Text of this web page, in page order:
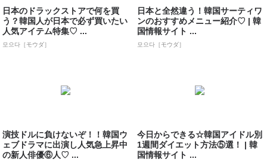
日本のドラックストアで何を買
う？韓国人が日本で必ず買いたい
人気アイテム特集♡ ...
모으다［モウダ］
日本と全然違う！韓国サーティワ
ンのおすすめメニュー紹介♡ | 韓
国情報サイト ...
모으다［モウダ］
演技ドルに負けないぞ！！韓国ウ
ェブドラマに出演し人気急上昇中
の新人俳優⑥人♡ ...
今日からできる☆韓国アイドル別
1週間ダイエット方法⑤選！ | 韓
国情報サイト ...